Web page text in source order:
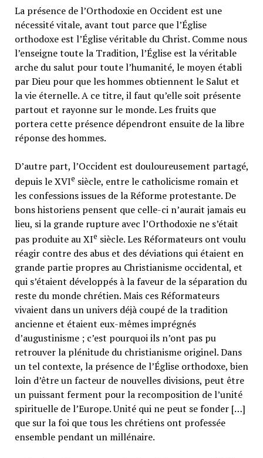
La présence de l’Orthodoxie en Occident est une
nécessité vitale, avant tout parce que l’Église
orthodoxe est l’Église véritable du Christ. Comme nous
l’enseigne toute la Tradition, l’Église est la véritable
arche du salut pour toute l’humanité, le moyen établi
par Dieu pour que les hommes obtiennent le Salut et
la vie éternelle. A ce titre, il faut qu’elle soit présente
partout et rayonne sur le monde. Les fruits que
portera cette présence dépendront ensuite de la libre
réponse des hommes.
D’autre part, l’Occident est douloureusement partagé,
depuis le XVIe siècle, entre le catholicisme romain et
les confessions issues de la Réforme protestante. De
bons historiens pensent que celle-ci n’aurait jamais eu
lieu, si la grande rupture avec l’Orthodoxie ne s’était
pas produite au XIe siècle. Les Réformateurs ont voulu
réagir contre des abus et des déviations qui étaient en
grande partie propres au Christianisme occidental, et
qui s’étaient développés à la faveur de la séparation du
reste du monde chrétien. Mais ces Réformateurs
vivaient dans un univers déjà coupé de la tradition
ancienne et étaient eux-mêmes imprégnés
d’augustinisme ; c’est pourquoi ils n’ont pas pu
retrouver la plénitude du christianisme originel. Dans
un tel contexte, la présence de l’Église orthodoxe, bien
loin d’être un facteur de nouvelles divisions, peut être
un puissant ferment pour la recomposition de l’unité
spirituelle de l’Europe. Unité qui ne peut se fonder […]
que sur la foi que tous les chrétiens ont professée
ensemble pendant un millénaire.